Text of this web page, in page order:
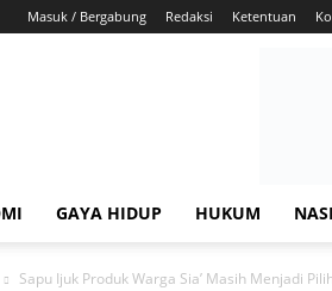
Masuk / Bergabung Redaksi Ketentuan
GAYA HIDUP HUKUM
Sapu Ijuk Produk Warga Sia’ Masih Menjadi